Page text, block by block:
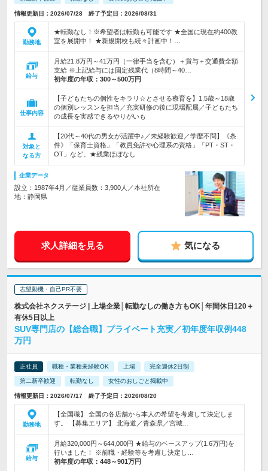
情報更新日：2026/07/28 終了予定日：2026/08/31
勤務地
★転勤なし！※希望者は転勤も可能です ★全国に現在約400教
室を展開中！ ★新規開校も続々計画中！…
給与
月給21.8万円～41万円（一律手当を含む）＋賞与＋交通費全額
支給 ※上記給与には固定残業代（8時間～40…
初年度の年収： 300～500万円
仕事内容
【子どもたちの個性をキラリ☆とさせる療育を】1.5歳～18歳
の個別レッスンを担当／充実研修の後に現場配属／子どもたち
の成長を実感できるやりがいも
対象と
なる方
【20代～40代の男女が活躍中♪／未経験歓迎／学歴不問】《条
件》「保育士資格」「教員免許や心理系の資格」「PT・ST・
OT」など。★残業ほぼなし
企業データ
設立：1987年4月／従業員数：3,900人／本社所在
地：静岡県
求人詳細を見る 気になる
志望動機・自己PR不要
株式会社ネクステージ | 上場企業│転勤なしの働き方もOK│年間休日120＋
有休5日以上
SUV専門店の【総合職】プライベート充実／初年度年収例448
万円
正社員 職種・業種未経験OK 上場 完全週休2日制
第二新卒歓迎 転勤なし 女性のおしごと掲載中
情報更新日：2026/07/17 終了予定日：2026/08/20
勤務地
【全国職】 全国の各店舗から本人の希望を考慮して決定しま
す。 【募集エリア】 北海道／青森県／宮城…
給与
月給320,000円～644,000円 ★給与のベースアップ(1.6万円)を
行いました！ ※前職・経験等を考慮し決定し…
初年度の年収： 448～901万円